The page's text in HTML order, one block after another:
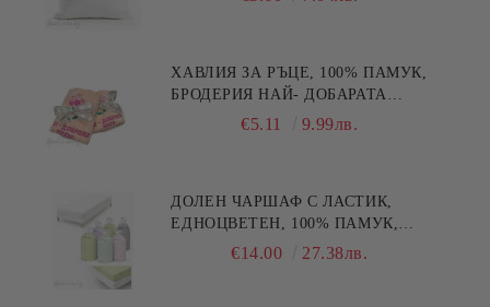
ХАВЛИЯ ЗА РЪЦЕ, 100% ПАМУК,
БРОДЕРИЯ НАЙ- ДОБАРАТА
МАЙКА/БАБА , РАЗМЕР:
€5.11 9.99лв.
ДОЛЕН ЧАРШАФ С ЛАСТИК,
ЕДНОЦВЕТЕН, 100% ПАМУК,
РАЗЛИЧНИ РАЗМЕРИ
€14.00 27.38лв.